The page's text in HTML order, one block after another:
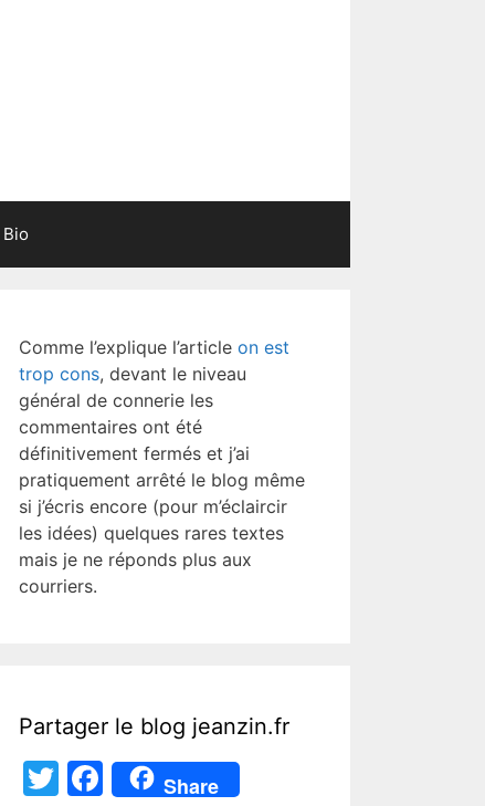
Bio
Comme l’explique l’article on est
trop cons, devant le niveau
général de connerie les
commentaires ont été
définitivement fermés et j’ai
pratiquement arrêté le blog même
si j’écris encore (pour m’éclaircir
les idées) quelques rares textes
mais je ne réponds plus aux
courriers.
Partager le blog jeanzin.fr
T
F
Share